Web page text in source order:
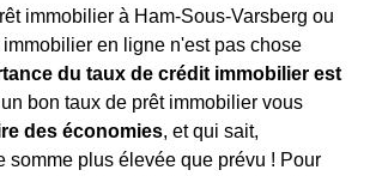
immobilier à Ham-Sous-Varsberg ou
en ligne n'est pas chose
du taux de crédit immobilier est
un bon taux de prêt immobilier vous
des économies, et qui sait,
somme plus élevée que prévu ! Pour